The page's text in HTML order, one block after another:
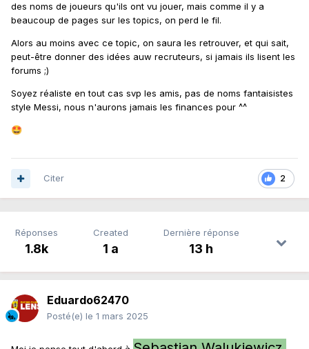
des noms de joueurs qu'ils ont vu jouer, mais comme il y a
beaucoup de pages sur les topics, on perd le fil.
Alors au moins avec ce topic, on saura les retrouver, et qui sait,
peut-être donner des idées auw recruteurs, si jamais ils lisent les
forums ;)
Soyez réaliste en tout cas svp les amis, pas de noms fantaisistes
style Messi, nous n'aurons jamais les finances pour ^^
🤩
2
Citer
Réponses
1.8k
Created
1 a
Dernière réponse
13 h
Eduardo62470
Posté(e) le 1 mars 2025